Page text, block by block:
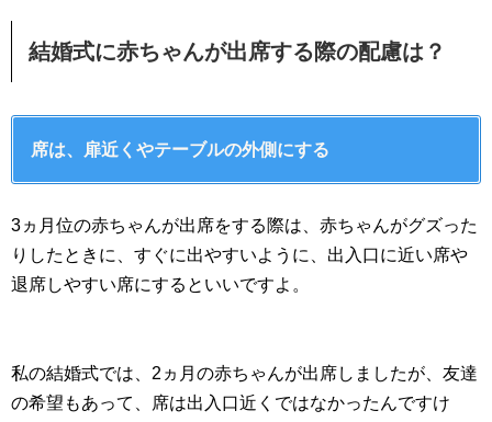
結婚式に赤ちゃんが出席する際の配慮は？
席は、扉近くやテーブルの外側にする
3ヵ月位の赤ちゃんが出席をする際は、赤ちゃんがグズった
りしたときに、すぐに出やすいように、出入口に近い席や
退席しやすい席にするといいですよ。
私の結婚式では、2ヵ月の赤ちゃんが出席しましたが、友達
の希望もあって、席は出入口近くではなかったんですけ